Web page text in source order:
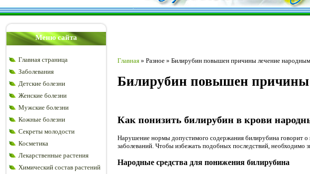
Меню сайта
Главная страница
Заболевания
Детские болезни
Женские болезни
Мужские болезни
Кожные болезни
Секреты молодости
Косметика
Лекарственные растения
Химический состав растений
Главная » Разное » Билирубин повышен причины лечение
Билирубин повышен причины
Как понизить билирубин в крови
Нарушение нормы допустимого содержания билирубина говорит
заболеваний. Чтобы избежать подобных последствий, необходимо
Народные средства для понижения билирубина